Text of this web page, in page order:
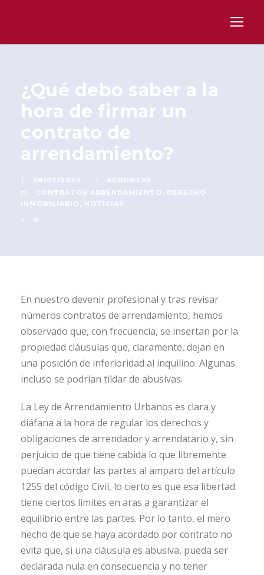
¿Qué debo saber a la
hora de firmar un
contrato de
arrendamiento?
08/07/2024
ACOUNTAX
CONTRATOS ARRENDAMIENTO , DERECHO
INMOBILIARIO , NOTICIAS
0
En nuestro devenir profesional y tras revisar
números contratos de arrendamiento, hemos
observado que, con frecuencia, se insertan por la
propiedad cláusulas que, claramente, dejan en
una posición de inferioridad al inquilino. Algunas
incluso se podrían tildar de abusivas.
La Ley de Arrendamiento Urbanos es clara y
diáfana a la hora de regular los derechos y
obligaciones de arrendador y arrendatario y, sin
perjuicio de que tiene cabida lo que libremente
puedan acordar las partes al amparo del artículo
1255 del código Civil, lo cierto es que esa libertad
tiene ciertos límites en aras a garantizar el
equilibrio entre las partes. Por lo tanto, el mero
hecho de que se haya acordado por contrato no
evita que, si una cláusula es abusiva, pueda ser
declarada nula en consecuencia y no tener